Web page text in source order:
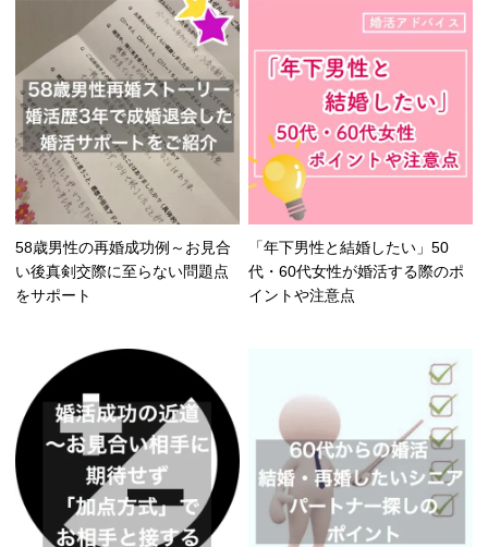
58歳男性の再婚成功例～お見合
い後真剣交際に至らない問題点
をサポート
「年下男性と結婚したい」50
代・60代女性が婚活する際のポ
イントや注意点